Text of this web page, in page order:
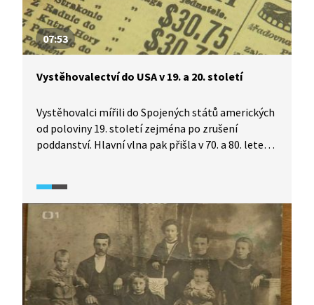
07:53
Vystěhovalectví do USA v 19. a 20. století
Vystěhovalci mířili do Spojených států amerických
od poloviny 19. století zejména po zrušení
poddanství. Hlavní vlna pak přišla v 70. a 80. letech,
000 osob. Jací to byli lidé? Jak těžké byly jejich
začátky? Kolik stála cesta lodí? Podívejte se
na diskusi historiků na toto téma.